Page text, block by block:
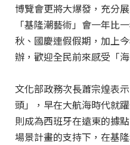
博覽會更將大爆發，充分
「基隆潮藝術」會一年比
秋、國慶連假假期，加上
辦，歡迎全民前來感受「
文化部政務次長蕭宗煌表
頭」，早在大航海時代就
則成為西班牙在遠東的據
場景計畫的支持下，在基